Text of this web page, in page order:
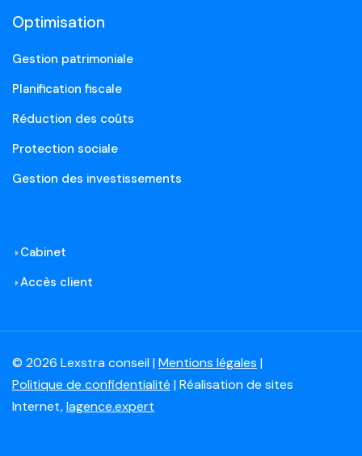
Optimisation
Gestion patrimoniale
Planification fiscale
Réduction des coûts
Protection sociale
Gestion des investissements
Cabinet
Accès client
© 2026 Lexstra conseil |Mentions légales |
Politique de confidentialité | Réalisation de sites
Internet,lagence.expert